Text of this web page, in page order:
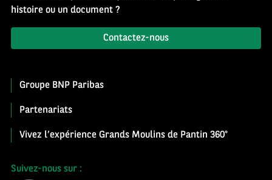
histoire ou un document ?
Contactez-nous
Groupe BNP Paribas
Partenariats
Vivez l’expérience Grands Moulins de Pantin 360°
Suivez-nous sur :